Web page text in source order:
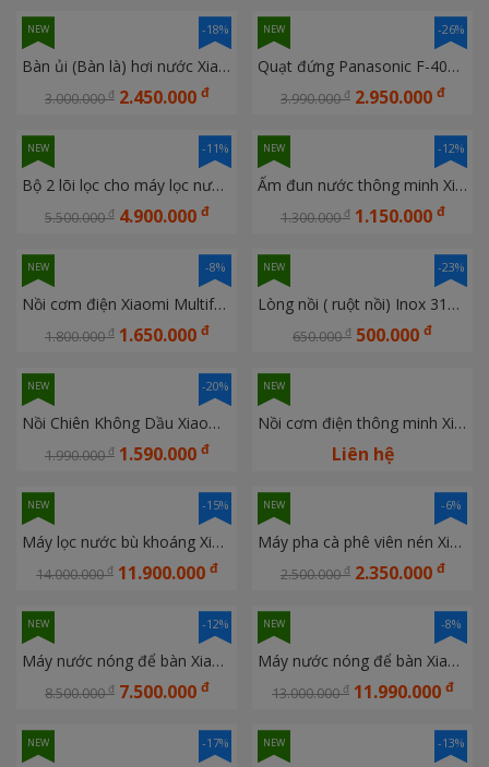
Bàn ủi (Bàn là) hơi nước Xiaomi Mijia 2 MJYTJ02LF
3.000.000đ 2.450.000 đ
-18%
NEW
Quạt đứng Panasonic F-409K có điều khiển, công suất 51W
3.990.000đ 2.950.000 đ
-26%
NEW
Bộ 2 lõi lọc cho máy lọc nước Xiaomi Mijia Q1000 RO và PPC
5.500.000đ 4.900.000 đ
-11%
NEW
Ấm đun nước thông minh Xiaomi Smart Kettle 2 Pro BHR9107GB 1.7L
1.300.000đ 1.150.000 đ
-12%
NEW
Nồi cơm điện Xiaomi Multifunctional Rice Cooker 4L VN (BHR9115VN)
1.800.000đ 1.650.000 đ
-8%
NEW
Lòng nồi ( ruột nồi) Inox 316 cho nồi cơm điện Xiaomi Mijia 3L/4L
650.000đ 500.000 đ
-23%
NEW
Nồi Chiên Không Dầu Xiaomi Air Fryer Essential 6L BHR8588EU
1.990.000đ 1.590.000 đ
-20%
NEW
Nồi cơm điện thông minh Xiaomi Mijia IH P1 3L
Liên hệ
NEW
Máy lọc nước bù khoáng Xiaomi Mijia RICH 1200G MR1263-D
14.000.000đ 11.900.000 đ
-15%
NEW
Máy pha cà phê viên nén Xiaomi Mijia S1 CMC001
2.500.000đ 2.350.000 đ
-6%
NEW
Máy nước nóng để bàn Xiaomi Mijia MRH142 Kiêm lọc nước
8.500.000đ 7.500.000 đ
-12%
NEW
Máy nước nóng để bàn Xiaomi Mijia MRH152 Kiêm lọc nước
13.000.000đ 11.990.000 đ
-8%
NEW
-17%
NEW -13%
NEW